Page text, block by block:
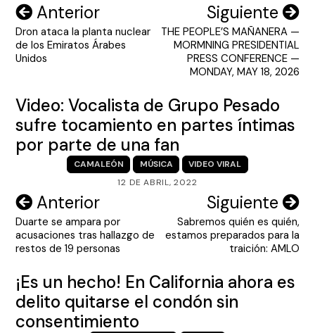
Navegación
de
entradas
Anterior
Dron ataca la planta nuclear
de los Emiratos Árabes
Unidos
Siguiente
THE PEOPLE’S MAÑANERA —
MORMNING PRESIDENTIAL
PRESS CONFERENCE —
MONDAY, MAY 18, 2026
Video: Vocalista de Grupo Pesado
sufre tocamiento en partes íntimas
por parte de una fan
CAMALEÓN MÚSICA
VIDEO VIRAL
12 DE ABRIL, 2022
Navegación
de
entradas
Anterior
Duarte se ampara por
acusaciones tras hallazgo de
restos de 19 personas
Siguiente
Sabremos quién es quién,
estamos preparados para la
traición: AMLO
¡Es un hecho! En California ahora es
delito quitarse el condón sin
consentimiento